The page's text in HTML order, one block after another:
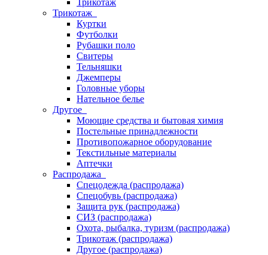
Трикотаж
Трикотаж
Куртки
Футболки
Рубашки поло
Свитеры
Тельняшки
Джемперы
Головные уборы
Нательное белье
Другое
Моющие средства и бытовая химия
Постельные принадлежности
Противопожарное оборудование
Текстильные материалы
Аптечки
Распродажа
Спецодежда (распродажа)
Спецобувь (распродажа)
Защита рук (распродажа)
СИЗ (распродажа)
Охота, рыбалка, туризм (распродажа)
Трикотаж (распродажа)
Другое (распродажа)